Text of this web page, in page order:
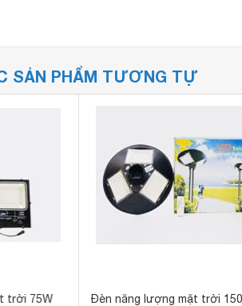
SẢN PHẨM TƯƠNG TỰ
trời 75W
Đèn năng lượng mặt trời